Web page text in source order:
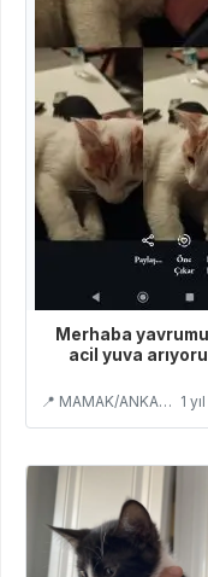
Merhaba
acil yuva
📍 MAMAK/ANKARA 1